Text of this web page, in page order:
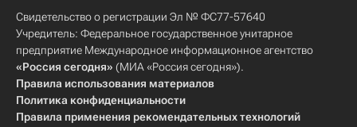
Свидетельство о регистрации Эл № ФС77-57640
Учредитель: Федеральное государственное унитарное
предприятие Международное информационное агентство
«Россия сегодня» (МИА «Россия сегодня»).
Правила использования материалов
Политика конфиденциальности
Правила применения рекомендательных технологий